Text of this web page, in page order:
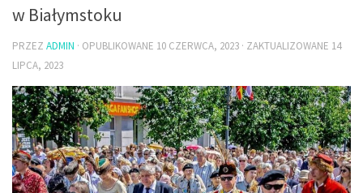
w Białymstoku
PRZEZ ADMIN · OPUBLIKOWANE 10 CZERWCA, 2023 · ZAKTUALIZOWANE 14
LIPCA, 2023